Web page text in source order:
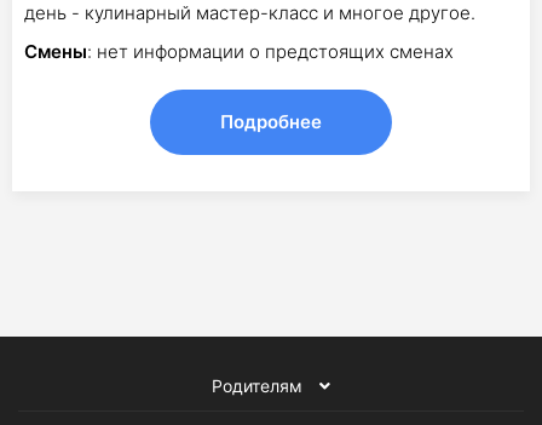
день - кулинарный мастер-класс и многое другое.
Смены: нет информации о предстоящих сменах
Подробнее
Родителям